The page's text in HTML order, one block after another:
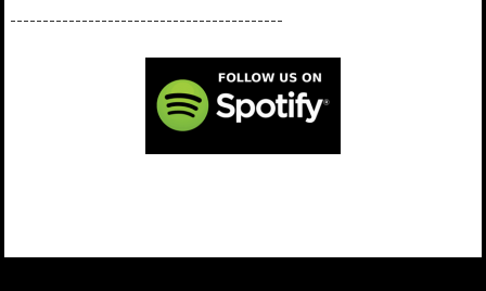
------------------------------------------